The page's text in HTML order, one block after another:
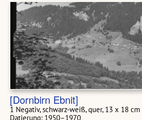
[Dornbirn Ebnit]
1 Negativ, schwarz-weiß, quer, 13 x 18 cm
Datierung: 1950–1970